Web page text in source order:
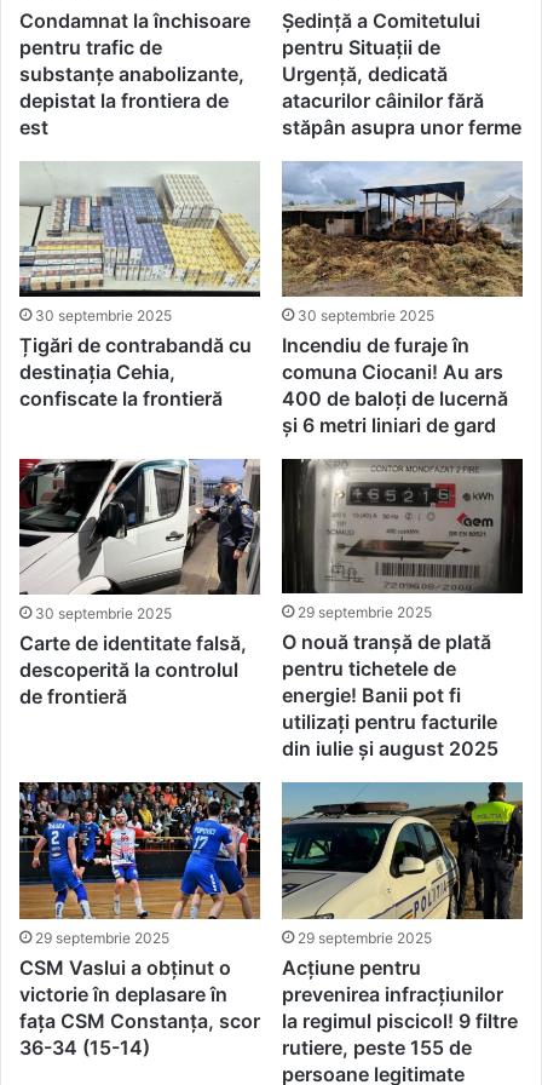
Condamnat la închisoare
pentru trafic de
substanţe anabolizante,
depistat la frontiera de
est
Ședință a Comitetului
pentru Situații de
Urgență, dedicată
atacurilor câinilor fără
stăpân asupra unor ferme
30 septembrie 2025
Țigări de contrabandă cu
destinația Cehia,
confiscate la frontieră
30 septembrie 2025
Incendiu de furaje în
comuna Ciocani! Au ars
400 de baloți de lucernă
și 6 metri liniari de gard
30 septembrie 2025
Carte de identitate falsă,
descoperită la controlul
de frontieră
29 septembrie 2025
O nouă tranșă de plată
pentru tichetele de
energie! Banii pot fi
utilizați pentru facturile
din iulie și august 2025
29 septembrie 2025
CSM Vaslui a obținut o
victorie în deplasare în
fața CSM Constanța, scor
36-34 (15-14)
29 septembrie 2025
Acțiune pentru
prevenirea infracțiunilor
la regimul piscicol! 9 filtre
rutiere, peste 155 de
persoane legitimate